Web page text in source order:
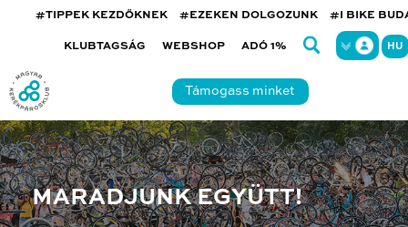
#TIPPEK KEZDŐKNEK #EZEKEN DOLGOZUNK #I BIKE
KLUBTAGSÁG WEBSHOP ADÓ 1% HU
Támogass minket
MARADJUNK EGYÜTT!